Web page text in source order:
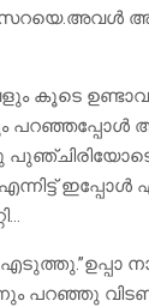
കൂടെ
എന്നിട്ട്
പറഞ്ഞു